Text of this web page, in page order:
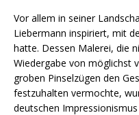
Vor allem in seiner
Lieber­mann inspiriert, mit
hatte. Dessen Malerei, die
Wiedergabe von möglichst
groben Pinselzügen den
festzuhalten vermochte,
deutschen